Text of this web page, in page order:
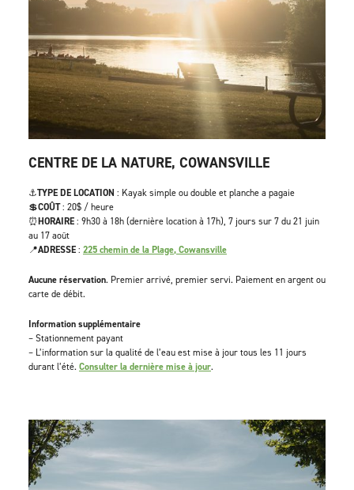
CENTRE DE LA NATURE, COWANSVILLE
⚓TYPE DE LOCATION : Kayak simple ou double et planche a pagaie
💲COÛT: 20$ / heure
⏰HORAIRE: 9h30 à 18h (dernière location à 17h), 7 jours sur 7 du 21 juin
au 17 août
📍ADRESSE: 225 chemin de la Plage, Cowansville
Aucune réservation. Premier arrivé, premier servi. Paiement en argent ou
carte de débit.
Information supplémentaire
– Stationnement payant
– L’information sur la qualité de l’eau est mise à jour tous les 11 jours
durant l’été.Consulter la dernière mise à jour.